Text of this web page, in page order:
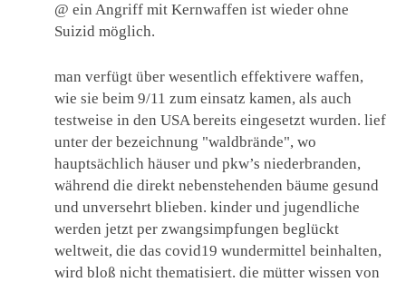
@ ein Angriff mit Kernwaffen ist wieder ohne
Suizid möglich.
man verfügt über wesentlich effektivere waffen,
wie sie beim 9/11 zum einsatz kamen, als auch
testweise in den USA bereits eingesetzt wurden. lief
unter der bezeichnung "waldbrände", wo
hauptsächlich häuser und pkw’s niederbranden,
während die direkt nebenstehenden bäume gesund
und unversehrt blieben. kinder und jugendliche
werden jetzt per zwangsimpfungen beglückt
weltweit, die das covid19 wundermittel beinhalten,
wird bloß nicht thematisiert. die mütter wissen von